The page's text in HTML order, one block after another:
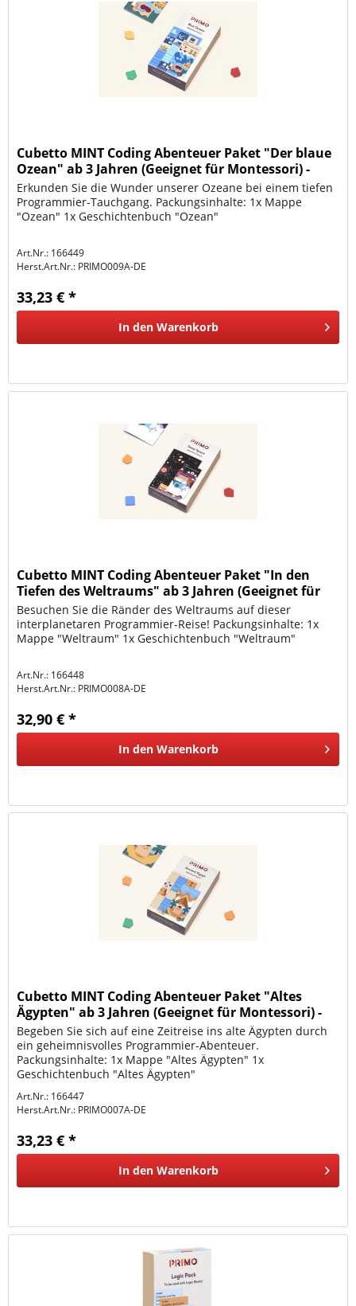
Cubetto MINT Coding Abenteuer Paket "Der blaue
Ozean" ab 3 Jahren (Geeignet für Montessori) -
Deutsc
Erkunden Sie die Wunder unserer Ozeane bei einem tiefen
Programmier-Tauchgang. Packungsinhalte: 1x Mappe
"Ozean" 1x Geschichtenbuch "Ozean"
Art.Nr.: 166449
Herst.Art.Nr.: PRIMO009A-DE
33,23 € *
In den Warenkorb
Cubetto MINT Coding Abenteuer Paket "In den
Tiefen des Weltraums" ab 3 Jahren (Geeignet für
Montesso
Besuchen Sie die Ränder des Weltraums auf dieser
interplanetaren Programmier-Reise! Packungsinhalte: 1x
Mappe "Weltraum" 1x Geschichtenbuch "Weltraum"
Art.Nr.: 166448
Herst.Art.Nr.: PRIMO008A-DE
32,90 € *
In den Warenkorb
Cubetto MINT Coding Abenteuer Paket "Altes
Ägypten" ab 3 Jahren (Geeignet für Montessori) -
Deutsche
Begeben Sie sich auf eine Zeitreise ins alte Ägypten durch
ein geheimnisvolles Programmier-Abenteuer.
Packungsinhalte: 1x Mappe "Altes Ägypten" 1x
Geschichtenbuch "Altes Ägypten"
Art.Nr.: 166447
Herst.Art.Nr.: PRIMO007A-DE
33,23 € *
In den Warenkorb